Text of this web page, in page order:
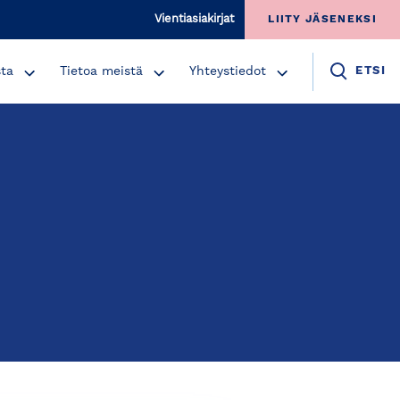
Vientiasiakirjat LIITY JÄSENEKSI
Tietoa meistä Yhteystiedot ETSI